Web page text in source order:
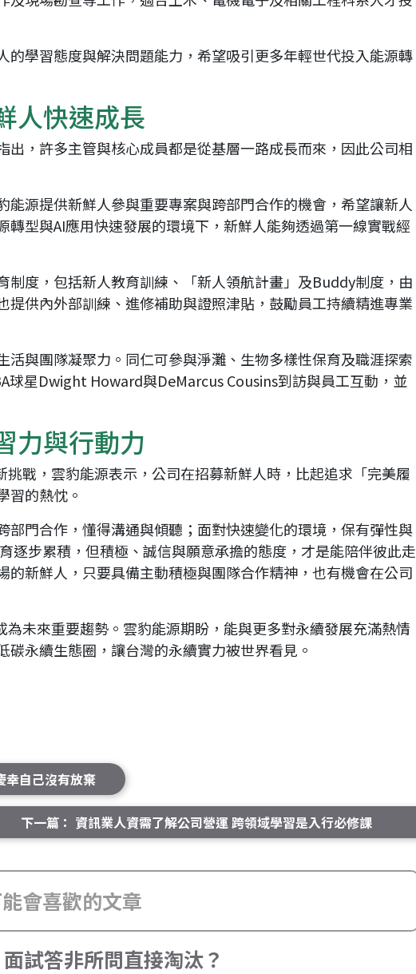
學習態度與解決問題能力，希望吸引更多年輕世代投入能源轉
人快速成長
出，許多主管與核心成員都是從基層一路成長而來，因此公司相
源提供新鮮人參與重要專案與跨部門合作的機會，希望讓新人
型與AI應用快速發展的環境下，新鮮人能夠透過第一線實戰經
度，包括新人教育訓練、「新人領航計畫」及Buddy制度，由
供內外部訓練、進修補助與證照津貼，鼓勵員工持續精進專業
與團隊凝聚力。同仁可參與淨灘、生物多樣性保育及職涯探索
球星Dwight Howard與DeMarcus Cousins到訪與員工互動，並
力與行動力
戰，雲豹能源表示，公司在招募新鮮人時，比起追求「完美履
習的熱忱。
門合作，懂得溝通與傾聽；面對快速變化的環境，保有彈性與
逐步累積，但積極、誠信與願意承擔的態度，才是能陪伴彼此走
新鮮人，只要具備主動積極與團隊合作精神，也有機會在公司
未來重要趨勢。雲豹能源期盼，能與更多對永續發展充滿熱情
永續生態圈，讓台灣的永續實力被世界看見。
幸自己沒有放棄
下一篇： 資訊業人資需了解公司營運 跨領域學習是入行必修課
會喜歡的文章
試答非所問直接淘汰？